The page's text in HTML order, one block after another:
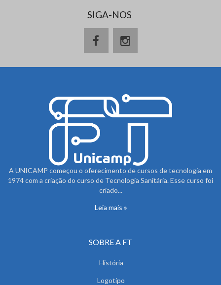
SIGA-NOS
A UNICAMP começou o oferecimento de cursos de tecnologia em
1974 com a criação do curso de Tecnologia Sanitária. Esse curso foi
criado...
Leia mais
SOBRE A FT
História
Logotipo